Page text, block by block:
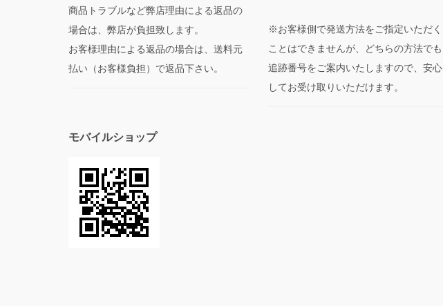
商品トラブルなど弊店理由による返品の
場合は、弊店が負担致します。
お客様理由による返品の場合は、送料元
払い（お客様負担）で返品下さい。
※お客様側で発送方法をご指定いただく
ことはできませんが、どちらの方法でも
追跡番号をご案内いたしますので、安心
してお受け取りいただけます。
モバイルショップ